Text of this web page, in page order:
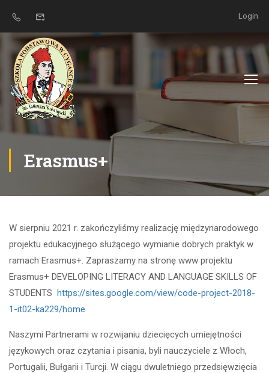
Login
Erasmus+
W sierpniu 2021 r. zakończyliśmy realizację międzynarodowego
projektu edukacyjnego służącego wymianie dobrych praktyk w
ramach Erasmus+. Zapraszamy na stronę www projektu
Erasmus+ DEVELOPING LITERACY AND LANGUAGE SKILLS OF
STUDENTS https://sites.google.com/view/code-project-2018-
1-it02-ka229/home
Naszymi Partnerami w rozwijaniu dziecięcych umiejętności
językowych oraz czytania i pisania, byli nauczyciele z Włoch,
Portugalii, Bułgarii i Turcji. W ciągu dwuletniego przedsięwzięcia